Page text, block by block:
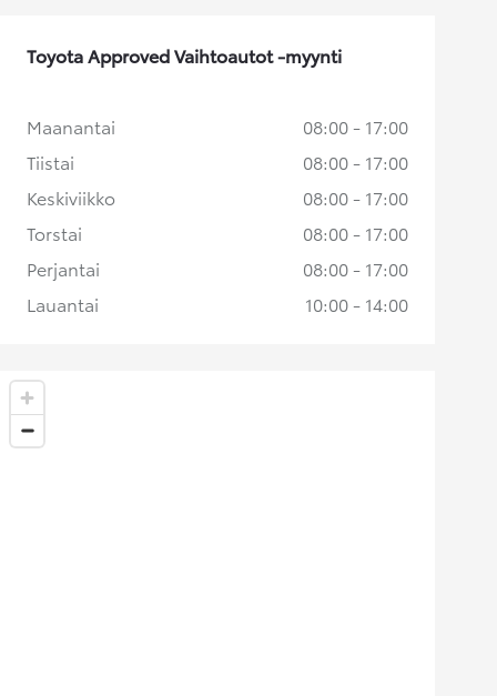
Toyota Approved Vaihtoautot -myynti
Maanantai
08:00 - 17:00
Tiistai
08:00 - 17:00
Keskiviikko
08:00 - 17:00
Torstai
08:00 - 17:00
Perjantai
08:00 - 17:00
Lauantai
10:00 - 14:00